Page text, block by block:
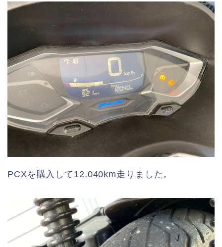
PCXを購入して12,040km走りました。